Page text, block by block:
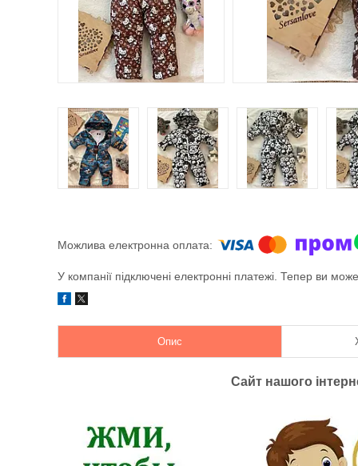
У компанії підключені електронні платежі. Тепер ви
Опис
Сайт нашого